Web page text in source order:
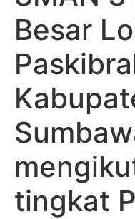
Besar
tingkat